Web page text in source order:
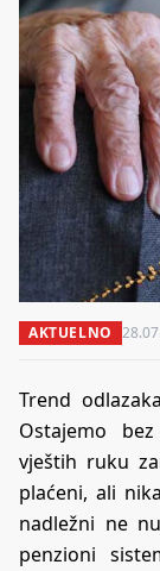
AKTUELNO
Trend
Ostajemo
vještih ruku
plaćeni, ali
nadležni ne
penzioni